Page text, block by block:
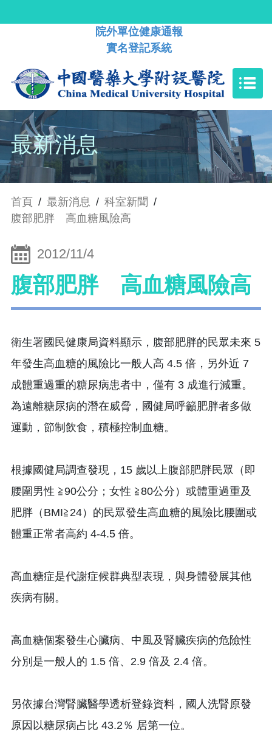
院外單位健康通報
實名登記系統
最新消息
首頁 / 最新消息 / 科室新聞 /
腹部肥胖 高血糖風險高
2012/11/4
腹部肥胖 高血糖風險高
衛生署國民健康局資料顯示，腹部肥胖的民眾未來 5
年發生高血糖的風險比一般人高 4.5 倍，另外近 7
成體重過重的糖尿病患者中，僅有 3 成進行減重。
為遠離糖尿病的潛在威脅，國健局呼籲肥胖者多做
運動，節制飲食，積極控制血糖。
根據國健局調查發現，15 歲以上腹部肥胖民眾（即
腰圍男性 ≧90公分；女性 ≧80公分）或體重過重及
肥胖（BMI≧24）的民眾發生高血糖的風險比腰圍或
體重正常者高約 4-4.5 倍。
高血糖症是代謝症候群典型表現，與身體發展其他
疾病有關。
高血糖個案發生心臟病、中風及腎臟疾病的危險性
分別是一般人的 1.5 倍、2.9 倍及 2.4 倍。
另依據台灣腎臟醫學透析登錄資料，國人洗腎原發
原因以糖尿病占比 43.2％ 居第一位。